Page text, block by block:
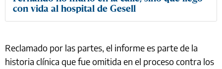
con vida al hospital de Gesell
Reclamado por las partes, el informe es parte de la
historia clínica que fue omitida en el proceso contra los